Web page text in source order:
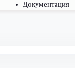
Документация